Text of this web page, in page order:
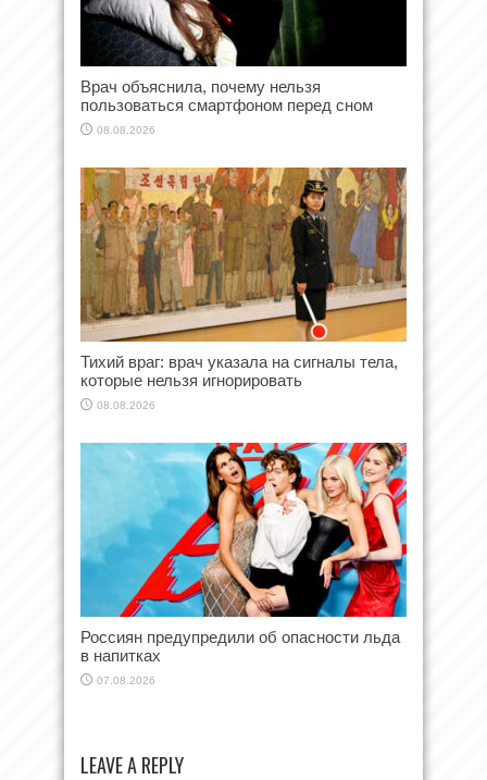
Врач объяснила, почему нельзя
пользоваться смартфоном перед сном
08.08.2026
Тихий враг: врач указала на сигналы тела,
которые нельзя игнорировать
08.08.2026
Россиян предупредили об опасности льда
в напитках
07.08.2026
LEAVE A REPLY